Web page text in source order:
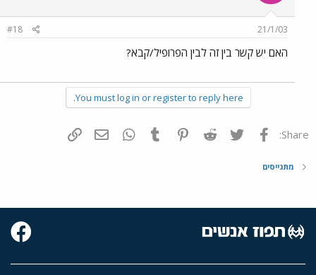
21/1/03
#18
האם יש קשר בין זה לבין הפרופיל/קבא?
You must log in or register to reply here.
Share: פייסבוק Twitter
Reddit
Pinterest
Tumblr
WhatsAppדואר אלקטרוני
מתגייסים